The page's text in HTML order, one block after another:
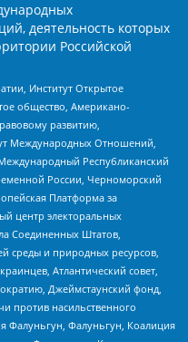
деятельность которых
Российской
Институт Открытое
общество, Американо-
развитию,
Международных Отношений,
Международный Республиканский
России, Черноморский
Платформа за
центр электоральных
Соединенных Штатов,
среды и природных ресурсов,
Атлантический совет,
Джеймстаунский фонд,
против насильственного
Фалуньгун, Фалуньгун, Коалиция